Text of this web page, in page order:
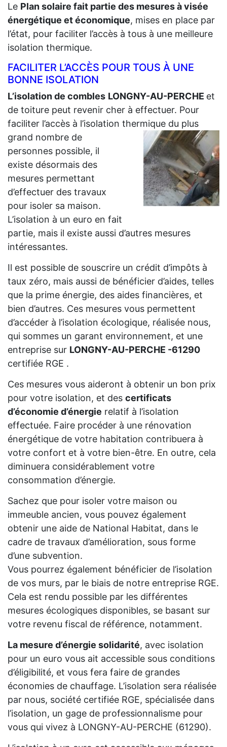
Le Plan solaire fait partie des mesures à visée
énergétique et économique, mises en place par
l’état, pour faciliter l’accès à tous à une meilleure
isolation thermique.
FACILITER L’ACCÈS POUR TOUS À UNE
BONNE ISOLATION
L’isolation de combles LONGNY-AU-PERCHE et
de toiture peut revenir cher à effectuer. Pour
faciliter l’accès à l’isolation thermique du plus
grand nombre de
personnes possible, il
existe désormais des
mesures permettant
d’effectuer des travaux
pour isoler sa maison.
L’isolation à un euro en fait
partie, mais il existe aussi d’autres mesures
intéressantes.
Il est possible de souscrire un crédit d’impôts à
taux zéro, mais aussi de bénéficier d’aides, telles
que la prime énergie, des aides financières, et
bien d’autres. Ces mesures vous permettent
d’accéder à l’isolation écologique, réalisée nous,
qui sommes un garant environnement, et une
entreprise sur LONGNY-AU-PERCHE -61290
certifiée RGE .
Ces mesures vous aideront à obtenir un bon prix
pour votre isolation, et des certificats
d’économie d’énergie relatif à l’isolation
effectuée. Faire procéder à une rénovation
énergétique de votre habitation contribuera à
votre confort et à votre bien-être. En outre, cela
diminuera considérablement votre
consommation d’énergie.
Sachez que pour isoler votre maison ou
immeuble ancien, vous pouvez également
obtenir une aide de National Habitat, dans le
cadre de travaux d’amélioration, sous forme
d’une subvention.
Vous pourrez également bénéficier de l’isolation
de vos murs, par le biais de notre entreprise RGE.
Cela est rendu possible par les différentes
mesures écologiques disponibles, se basant sur
votre revenu fiscal de référence, notamment.
La mesure d’énergie solidarité, avec isolation
pour un euro vous ait accessible sous conditions
d’éligibilité, et vous fera faire de grandes
économies de chauffage. L’isolation sera réalisée
par nous, société certifiée RGE, spécialisée dans
l’isolation, un gage de professionnalisme pour
vous qui vivez à LONGNY-AU-PERCHE (61290).